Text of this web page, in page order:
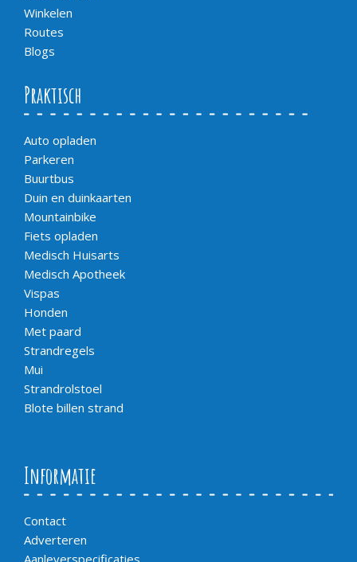
Winkelen
Routes
Blogs
Praktisch
Auto opladen
Parkeren
Buurtbus
Duin en duinkaarten
Mountainbike
Fiets opladen
Medisch Huisarts
Medisch Apotheek
Vispas
Honden
Met paard
Strandregels
Mui
Strandrolstoel
Blote billen strand
Informatie
Contact
Adverteren